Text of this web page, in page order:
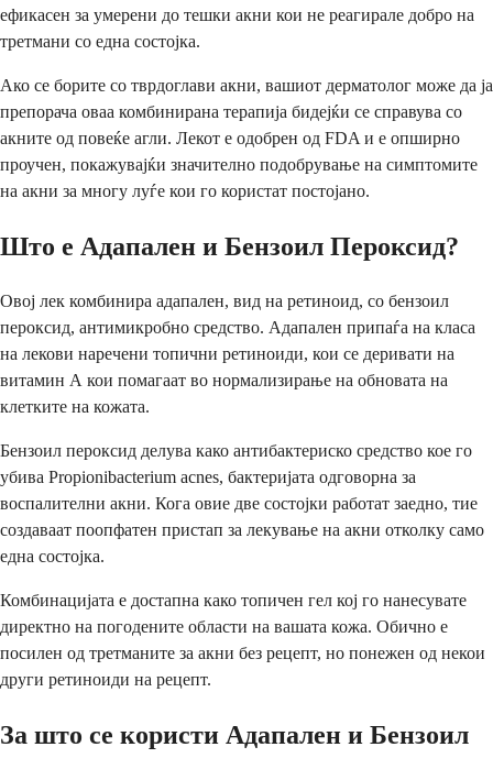
ефикасен за умерени до тешки акни кои не реагирале добро на
третмани со една состојка.
Ако се борите со тврдоглави акни, вашиот дерматолог може да ја
препорача оваа комбинирана терапија бидејќи се справува со
акните од повеќе агли. Лекот е одобрен од FDA и е опширно
проучен, покажувајќи значително подобрување на симптомите
на акни за многу луѓе кои го користат постојано.
Што е Адапален и Бензоил Пероксид?
Овој лек комбинира адапален, вид на ретиноид, со бензоил
пероксид, антимикробно средство. Адапален припаѓа на класа
на лекови наречени топични ретиноиди, кои се деривати на
витамин А кои помагаат во нормализирање на обновата на
клетките на кожата.
Бензоил пероксид делува како антибактериско средство кое го
убива Propionibacterium acnes, бактеријата одговорна за
воспалителни акни. Кога овие две состојки работат заедно, тие
создаваат поопфатен пристап за лекување на акни отколку само
една состојка.
Комбинацијата е достапна како топичен гел кој го нанесувате
директно на погодените области на вашата кожа. Обично е
посилен од третманите за акни без рецепт, но понежен од некои
други ретиноиди на рецепт.
За што се користи Адапален и Бензоил